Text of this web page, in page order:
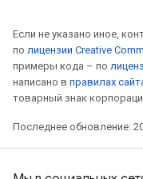
Если не указано иное,
по лицензии Creative
примеры кода – по
написано в правилах
товарный знак
Последнее обновление: